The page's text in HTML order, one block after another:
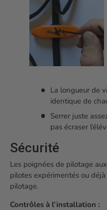
La longueur de
identique de
Serrer juste
pas écraser
Sécurité
Les poignées de pilotage
pilotes expérimentés ou
pilotage.
Contrôles à l’installation :